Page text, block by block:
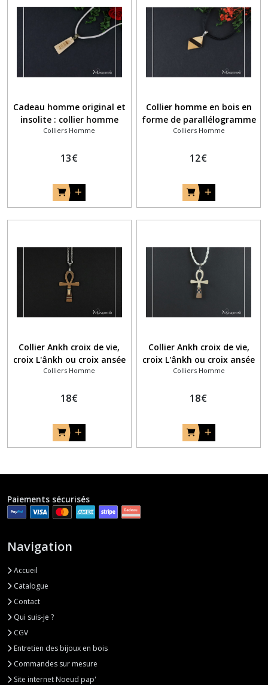
Cadeau homme original et
insolite : collier homme
bâtonnet en bois bicolore
Colliers Homme
13€
Collier homme en bois en
forme de parallélogramme
Colliers Homme
12€
Collier Ankh croix de vie,
croix L'ânkh ou croix ansée
en marqueterie bois noyer
Colliers Homme
18€
Collier Ankh croix de vie,
croix L'ânkh ou croix ansée
en marqueterie bois érable
marqueterie
Colliers Homme
18€
Paiements sécurisés
Navigation
Accueil
Catalogue
Contact
Qui suis-je ?
CGV
Entretien des bijoux en bois
Commandes sur mesure
Site internet Noeud pap'